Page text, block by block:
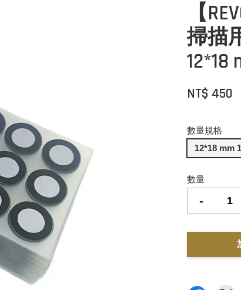
【
掃描
12*18
NT$ 450
數量規格
12*18 mm
數量
-